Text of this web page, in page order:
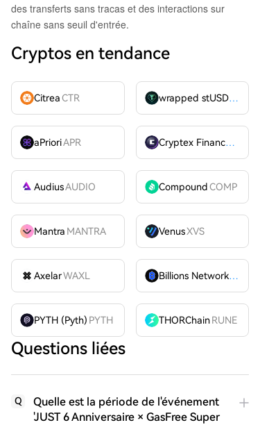
des transferts sans tracas et des interactions sur
chaîne sans seuil d'entrée.
Cryptos en tendance
CitreaCTR wrapped stUSDT
aPrioriAPR Cryptex FinanceCTX
AudiusAUDIO CompoundCOMP
Mantra MANTRA VenusXVS
AxelarWAXL Billions Network
BILL
PYTH (Pyth) PYTH THORChain RUNE
Questions liées
Q
Quelle est la période de l'événement
'JUST 6 Anniversaire × GasFree Super